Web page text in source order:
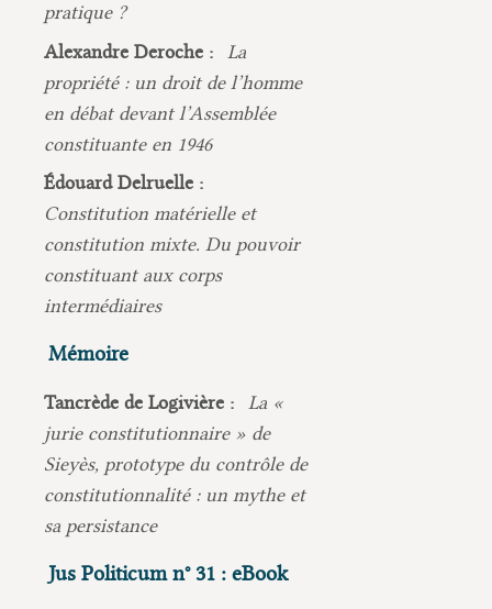
pratique ?
Alexandre Deroche :
La
propriété : un droit de l’homme
en débat devant l’Assemblée
constituante en 1946
Édouard Delruelle :
Constitution matérielle et
constitution mixte. Du pouvoir
constituant aux corps
intermédiaires
Mémoire
Tancrède de Logivière :
La «
jurie constitutionnaire » de
Sieyès, prototype du contrôle de
constitutionnalité : un mythe et
sa persistance
Jus Politicum n° 31 : eBook